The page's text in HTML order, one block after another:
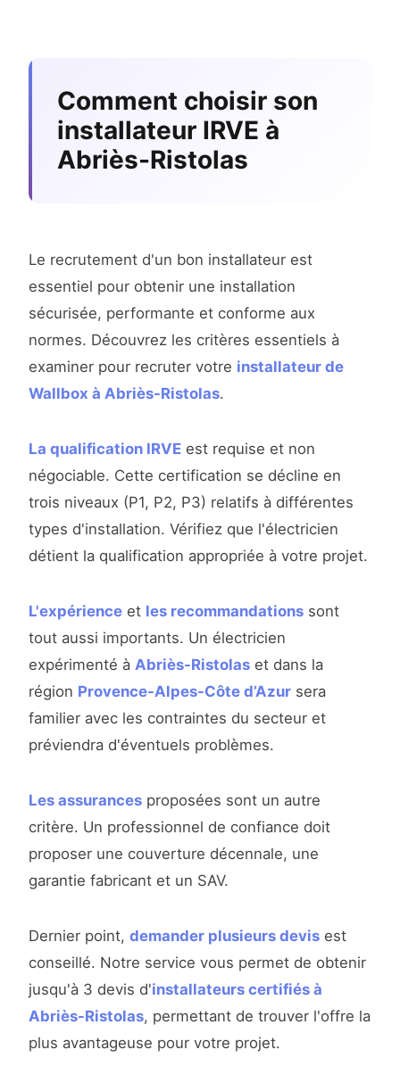
Comment choisir son
installateur IRVE à
Abriès-Ristolas
Le recrutement d'un bon installateur est
essentiel pour obtenir une installation
sécurisée, performante et conforme aux
normes. Découvrez les critères essentiels à
examiner pour recruter votre installateur de
Wallbox à Abriès-Ristolas.
La qualification IRVE est requise et non
négociable. Cette certification se décline en
trois niveaux (P1, P2, P3) relatifs à différentes
types d'installation. Vérifiez que l'électricien
détient la qualification appropriée à votre projet.
L'expérience et les recommandations sont
tout aussi importants. Un électricien
expérimenté à Abriès-Ristolas et dans la
région Provence-Alpes-Côte d’Azur sera
familier avec les contraintes du secteur et
préviendra d'éventuels problèmes.
Les assurances proposées sont un autre
critère. Un professionnel de confiance doit
proposer une couverture décennale, une
garantie fabricant et un SAV.
Dernier point, demander plusieurs devis est
conseillé. Notre service vous permet de obtenir
jusqu'à 3 devis d'installateurs certifiés à
Abriès-Ristolas, permettant de trouver l'offre la
plus avantageuse pour votre projet.